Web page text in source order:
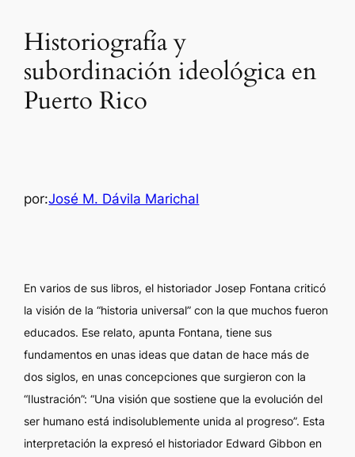
Historiografía y
subordinación ideológica en
Puerto Rico
por:José M. Dávila Marichal
En varios de sus libros, el historiador Josep Fontana criticó
la visión de la “historia universal” con la que muchos fueron
educados. Ese relato, apunta Fontana, tiene sus
fundamentos en unas ideas que datan de hace más de
dos siglos, en unas concepciones que surgieron con la
“Ilustración”: “Una visión que sostiene que la evolución del
ser humano está indisolublemente unida al progreso”. Esta
interpretación la expresó el historiador Edward Gibbon en